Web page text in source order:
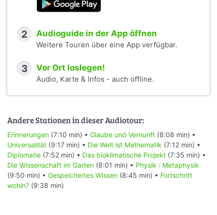
2 Audioguide in der App öffnen
Weitere Touren über eine App verfügbar.
3 Vor Ort loslegen!
Audio, Karte & Infos - auch offline.
Andere Stationen in dieser Audiotour:
Erinnerungen (7:10 min) • Glaube und Vernunft (8:08 min) •
Universalität (9:17 min) • Die Welt ist Mathematik (7:12 min) •
Diplomatie (7:52 min) • Das bioklimatische Projekt (7:35 min) •
Die Wissenschaft im Garten (8:01 min) • Physik : Metaphysik
(9:50 min) • Gespeichertes Wissen (8:45 min) • Fortschritt
wohin? (9:38 min)